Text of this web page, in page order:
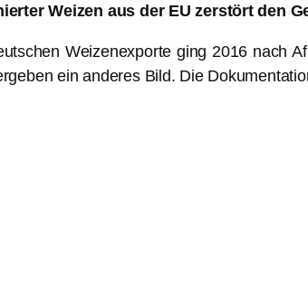
Weizen aus der EU zerstört den
Weizenexporte ging 2016 nach
ein anderes Bild. Die